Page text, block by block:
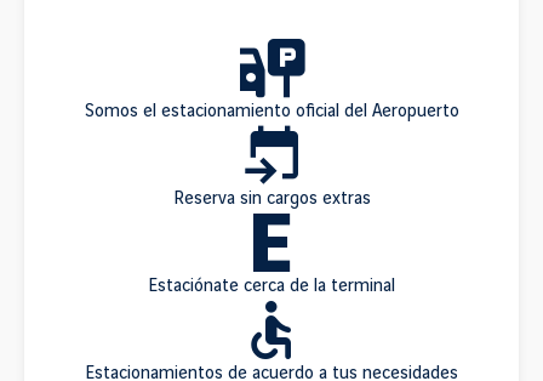
Somos el estacionamiento oficial del Aeropuerto
Reserva sin cargos extras
Estaciónate cerca de la terminal
Estacionamientos de acuerdo a tus necesidades